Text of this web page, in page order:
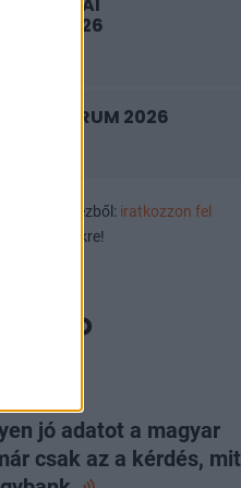
A HAZAI
2026
9.
FORUM 2026
10.
első kézből: iratkozzon fel
jó adatot a magyar
csak az a kérdés, mit